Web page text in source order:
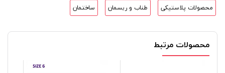
محصولات پلاستیکی طناب و ریسمان ساختمان
محصولات مرتبط